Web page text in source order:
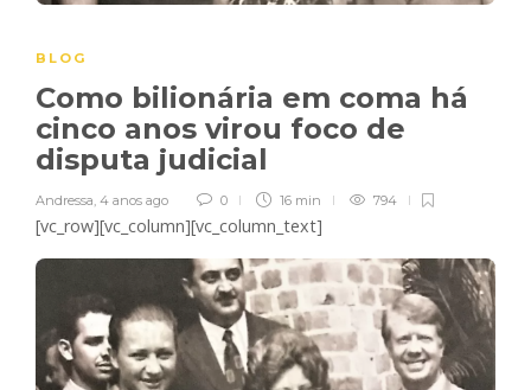
BLOG
Como bilionária em coma há
cinco anos virou foco de
disputa judicial
Andressa, 4 anos ago 0 16 min 794
[vc_row][vc_column][vc_column_text]